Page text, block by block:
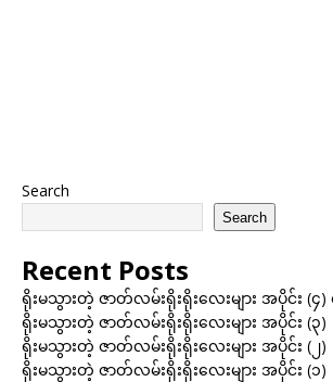
Search
Search
Recent Posts
ရိုးမသွားတဲ့ ဇာတ်လမ်းရိုးရိုးလေးများ အပိုင်း (၄
ရိုးမသွားတဲ့ ဇာတ်လမ်းရိုးရိုးလေးများ အပိုင်း (၃)
ရိုးမသွားတဲ့ ဇာတ်လမ်းရိုးရိုးလေးများ အပိုင်း (၂)
ရိုးမသွားတဲ့ ဇာတ်လမ်းရိုးရိုးလေးများ အပိုင်း (၁)